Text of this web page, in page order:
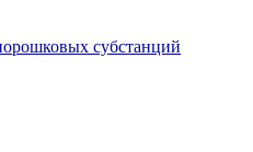
субстанций